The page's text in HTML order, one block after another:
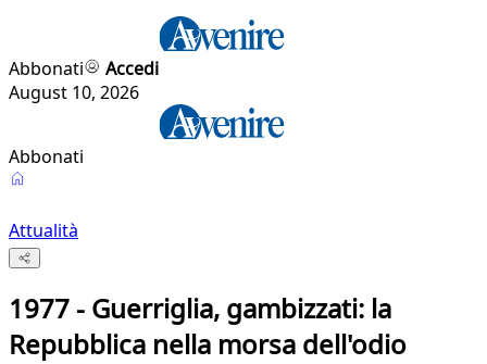
Abbonati
Accedi
August 10, 2026
Abbonati
Attualità
1977 - Guerriglia, gambizzati: la
Repubblica nella morsa dell'odio